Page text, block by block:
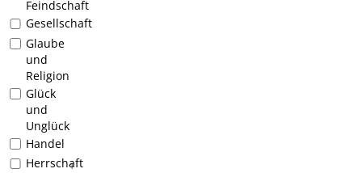
Feindschaft
Gesellschaft
Glaube
und
Religion
Glück
und
Unglück
Handel
1
Herrschaft